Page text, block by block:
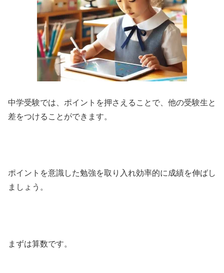
中学受験では、ポイントを押さえることで、他の受験生と
差をつけることができます。
ポイントを意識した勉強を取り入れ効率的に成績を伸ばし
ましょう。
まずは算数です。